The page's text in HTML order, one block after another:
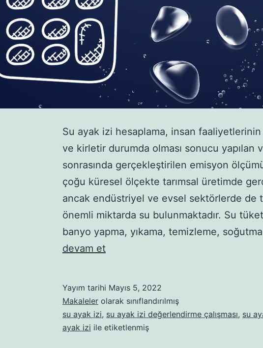
Su ayak izi hesaplama, insan
ve kirletir durumda olması sonucu yapılan
sonrasında gerçekleştirilen emisyon
çoğu küresel ölçekte tarımsal üretimde
ancak endüstriyel ve evsel sektörlerde de
önemli miktarda su bulunmaktadır. Su
banyo yapma, yıkama, temizleme,
devam etSu
Hesaplama
Yayım tarihi Mayıs 5, 2022
Makaleler olarak sınıflandırılmış
su ayak izi, su ayak izi değerlendirme çalışması, su
ayak izi ile etiketlenmiş